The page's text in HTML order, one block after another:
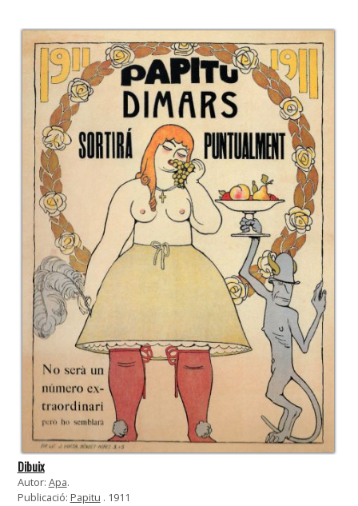
Dibuix
Autor: Apa.
Publicació: Papitu . 1911